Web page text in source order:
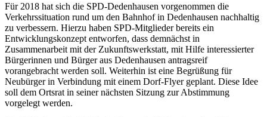
Für 2018 hat sich die SPD-Dedenhausen vorgenommen die
Verkehrssituation rund um den Bahnhof in Dedenhausen nachhaltig
zu verbessern. Hierzu haben SPD-Mitglieder bereits ein
Entwicklungskonzept entworfen, dass demnächst in
Zusammenarbeit mit der Zukunftswerkstatt, mit Hilfe interessierter
Bürgerinnen und Bürger aus Dedenhausen antragsreif
vorangebracht werden soll. Weiterhin ist eine Begrüßung für
Neubürger in Verbindung mit einem Dorf-Flyer geplant. Diese Idee
soll dem Ortsrat in seiner nächsten Sitzung zur Abstimmung
vorgelegt werden.